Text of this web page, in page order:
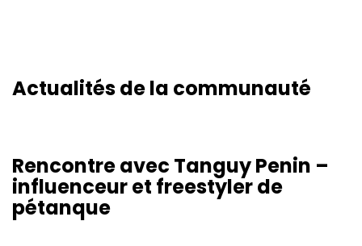
Actualités de la communauté
Rencontre avec Tanguy Penin –
influenceur et freestyler de
pétanque